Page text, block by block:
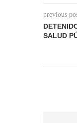
previous
SALUD